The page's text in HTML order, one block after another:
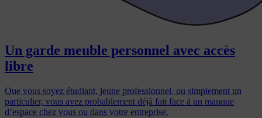
Un garde meuble personnel avec accès
libre
Que vous soyez étudiant, jeune professionnel, ou simplement un
particulier, vous avez probablement déjà fait face à un manque
d’espace chez vous ou dans votre entreprise.